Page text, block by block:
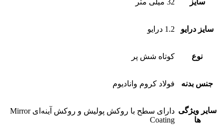
سایز درایو 1.2 درایو
نوع کوتاه شش پر
جنس بدنه فولاد کروم وانادیوم
سایر ویژگی
ها
دارای سطح با روکش پولیش و روکش آینه‌ای Mirror
Coating